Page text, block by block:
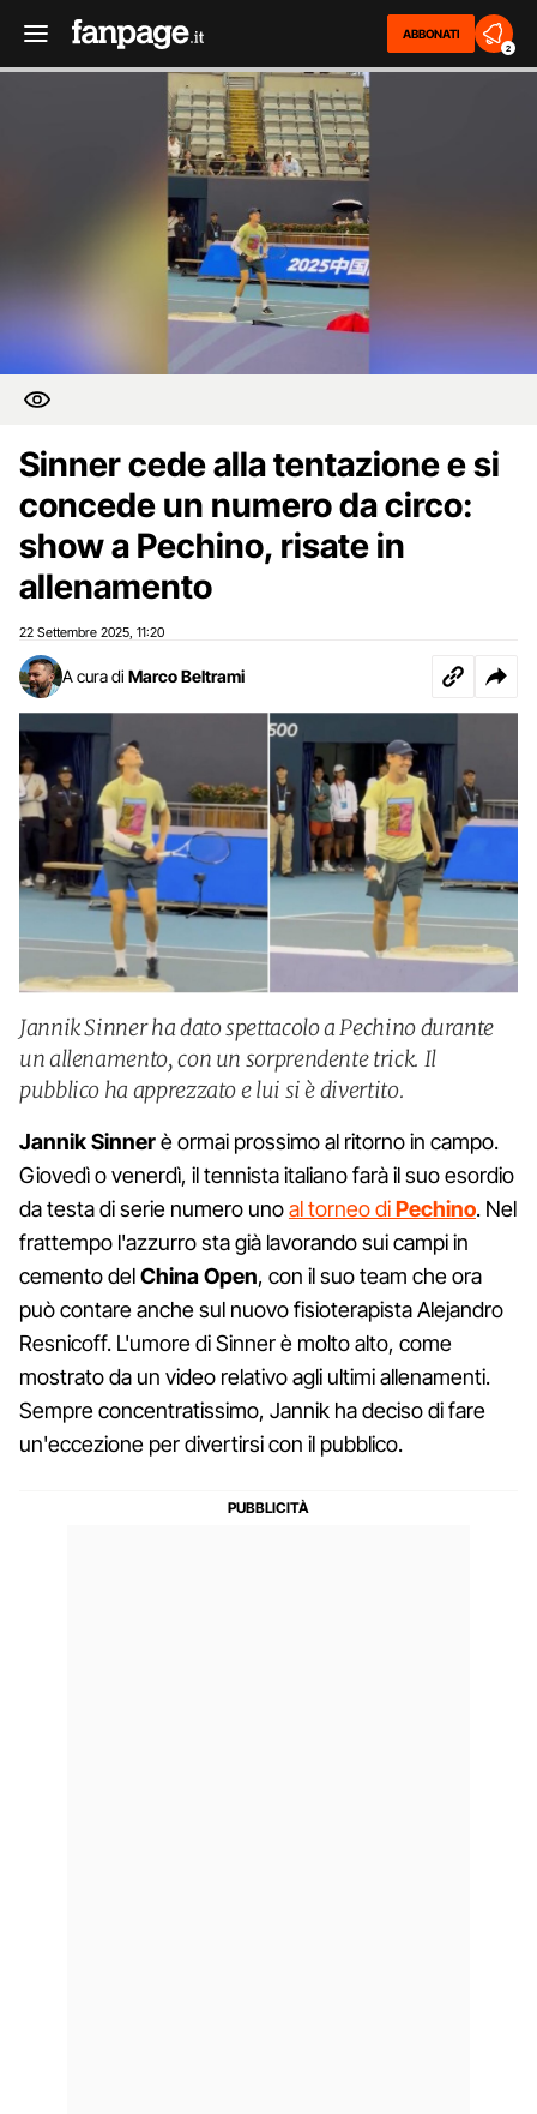
ABBONATI
2
Sinner cede alla tentazione e si
concede un numero da circo:
show a Pechino, risate in
allenamento
22 Settembre 2025 11:20
A cura di Marco Beltrami
Jannik Sinner ha dato spettacolo a Pechino durante
un allenamento, con un sorprendente trick. Il
pubblico ha apprezzato e lui si è divertito.
Jannik Sinnerè ormai prossimo al ritorno in campo.
Giovedì o venerdì, il tennista italiano farà il suo esordio
da testa di serie numero unoal torneo diPechino. Nel
frattempo l'azzurro sta già lavorando sui campi in
cemento delChina Open, con il suo team che ora
può contare anche sul nuovo fisioterapista Alejandro
Resnicoff. L'umore di Sinner è molto alto, come
mostrato da un video relativo agli ultimi allenamenti.
Sempre concentratissimo, Jannik ha deciso di fare
un'eccezione per divertirsi con il pubblico.